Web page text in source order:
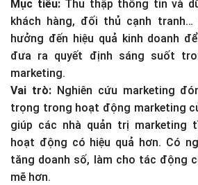
Mục tiêu:Thu thập thông tin và
khách hàng, đối thủ cạnh
hưởng đến hiệu quả kinh doanh
đưa ra quyết định sáng suốt
marketing.
Vai trò: Nghiên cứu marketing
trọng trong hoạt động marketing
giúp các nhà quản trị marketing
hoạt động có hiệu quả hơn. Có
tăng doanh số, làm cho tác động
mẽ hơn.